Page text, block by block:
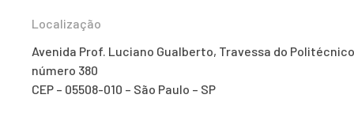
Localização
Avenida Prof. Luciano Gualberto, Travessa do
número 380
CEP – 05508-010 – São Paulo – SP